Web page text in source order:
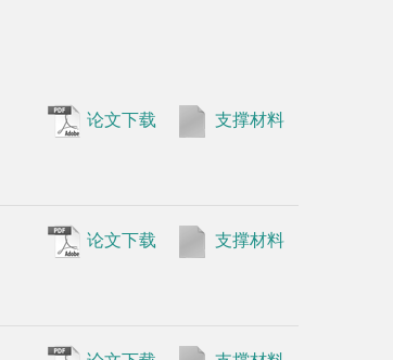
论文下载 支撑材料
论文下载 支撑材料